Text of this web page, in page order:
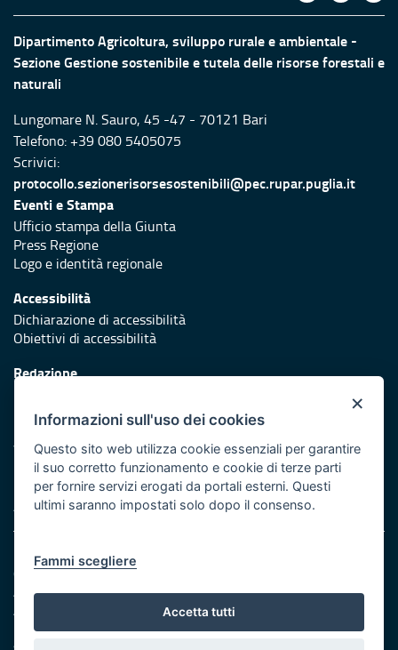
Dipartimento Agricoltura, sviluppo rurale e ambientale -
Sezione Gestione sostenibile e tutela delle risorse forestali e
naturali
Lungomare N. Sauro, 45 -47 - 70121 Bari
Telefono: +39 080 5405075
Scrivici:
protocollo.sezionerisorsesostenibili@pec.rupar.puglia.it
Eventi e Stampa
Ufficio stampa della Giunta
Press Regione
Logo e identità regionale
Accessibilità
Dichiarazione di accessibilità
Obiettivi di accessibilità
Redazione
Protezione civile
Vai al sito di Protezione Civile Puglia
Iniziativa finanziata con risorse del POR Puglia 2014/2020 -
Asse XI
Note legali
Cookie e privacy
Amministrazione trasparente
Atti di notifica
Feed RSS
×
Informazioni sull'uso dei cookies
Questo sito web utilizza cookie essenziali per garantire
il suo corretto funzionamento e cookie di terze parti
per fornire servizi erogati da portali esterni. Questi
ultimi saranno impostati solo dopo il consenso.
Fammi scegliere
Accetta tutti